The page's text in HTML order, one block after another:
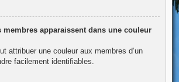
membres apparaissent dans une couleur
attribuer une couleur aux membres d’un
facilement identifiables.